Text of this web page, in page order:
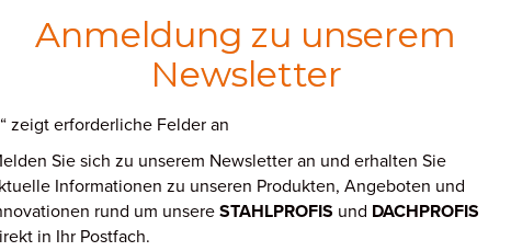
VM Building Solutions bietetBaulösungen für Dach-
Materialien spezialisiert. Zum Markenportfolio gehört
Produkte aus walzblankem sowie vorbewittertem und
Fassadenbekleidung und Dachentwässerung.
MEHR ZU VMZINC
Anmeldung zu unserem
Newsletter
“ zeigt erforderliche Felder an
Sie sich zu unserem Newsletter an und erhalten Sie
Informationen zu unseren Produkten, Angeboten und
rund um unsereSTAHLPROFIS und DACHPROFIS
in Ihr Postfach.